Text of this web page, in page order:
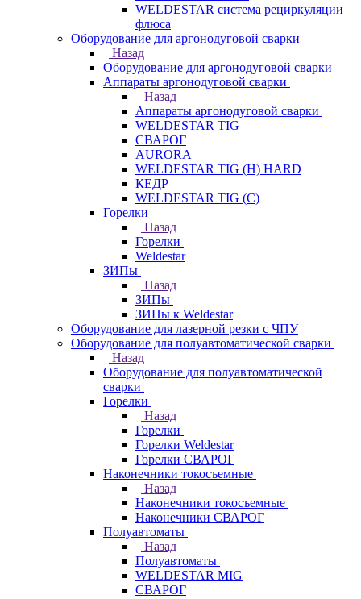
WELDESTAR система рециркуляции
флюса
Оборудование для аргонодуговой сварки
Назад
Оборудование для аргонодуговой сварки
Аппараты аргонодуговой сварки
Назад
Аппараты аргонодуговой сварки
WELDESTAR TIG
СВАРОГ
AURORA
WELDESTAR TIG (H) HARD
КЕДР
WELDESTAR TIG (С)
Горелки
Назад
Горелки
Weldestar
ЗИПы
Назад
ЗИПы
ЗИПы к Weldestar
Оборудование для лазерной резки с ЧПУ
Оборудование для полуавтоматической сварки
Назад
Оборудование для полуавтоматической
сварки
Горелки
Назад
Горелки
Горелки Weldestar
Горелки СВАРОГ
Наконечники токосъемные
Назад
Наконечники токосъемные
Наконечники СВАРОГ
Полуавтоматы
Назад
Полуавтоматы
WELDESTAR MIG
СВАРОГ